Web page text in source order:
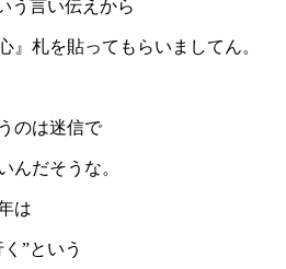
う言い伝えから
』札を貼ってもらいましてん。
のは迷信で
んだそうな。
は
”という